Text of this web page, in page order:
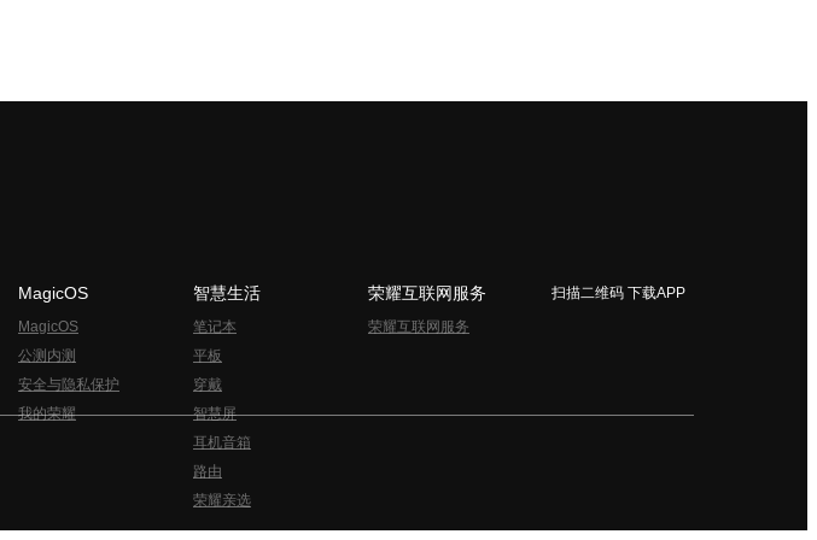
MagicOS
MagicOS
公测内测
安全与隐私保护
我的荣耀
智慧生活
笔记本
平板
穿戴
智慧屏
耳机音箱
路由
荣耀亲选
荣耀互联网服务
荣耀互联网服务
扫描二维码 下载APP